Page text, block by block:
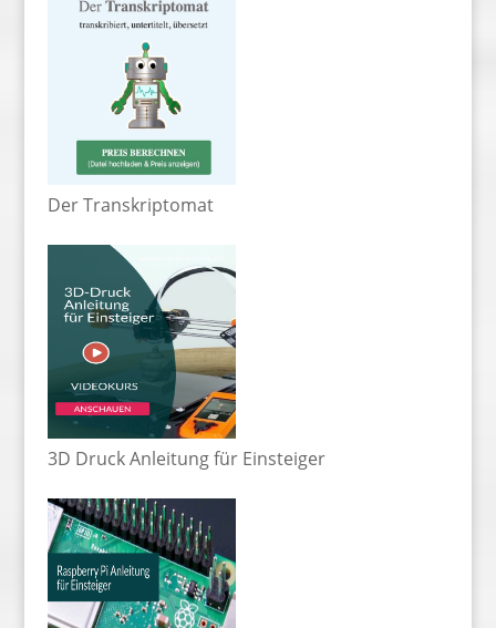
Der Transkriptomat
3D Druck Anleitung für Einsteiger